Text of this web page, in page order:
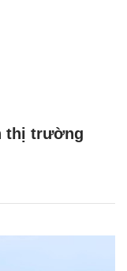
thị trường